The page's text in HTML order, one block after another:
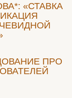
«СТАВКА
ПРО